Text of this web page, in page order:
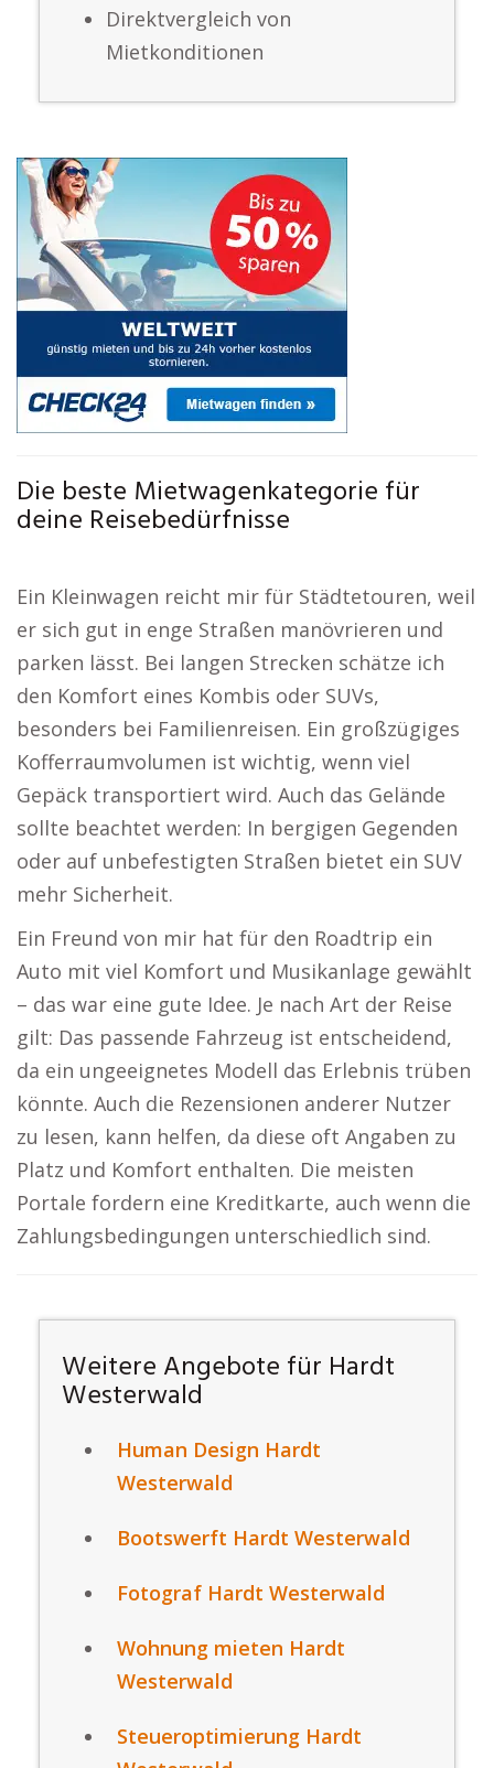
Direktvergleich von
Mietkonditionen
Die beste Mietwagenkategorie für
deine Reisebedürfnisse
Ein Kleinwagen reicht mir für Städtetouren, weil
er sich gut in enge Straßen manövrieren und
parken lässt. Bei langen Strecken schätze ich
den Komfort eines Kombis oder SUVs,
besonders bei Familienreisen. Ein großzügiges
Kofferraumvolumen ist wichtig, wenn viel
Gepäck transportiert wird. Auch das Gelände
sollte beachtet werden: In bergigen Gegenden
oder auf unbefestigten Straßen bietet ein SUV
mehr Sicherheit.
Ein Freund von mir hat für den Roadtrip ein
Auto mit viel Komfort und Musikanlage gewählt
– das war eine gute Idee. Je nach Art der Reise
gilt: Das passende Fahrzeug ist entscheidend,
da ein ungeeignetes Modell das Erlebnis trüben
könnte. Auch die Rezensionen anderer Nutzer
zu lesen, kann helfen, da diese oft Angaben zu
Platz und Komfort enthalten. Die meisten
Portale fordern eine Kreditkarte, auch wenn die
Zahlungsbedingungen unterschiedlich sind.
Weitere Angebote für Hardt
Westerwald
Human Design Hardt
Westerwald
Bootswerft Hardt Westerwald
Fotograf Hardt Westerwald
Wohnung mieten Hardt
Westerwald
Steueroptimierung Hardt